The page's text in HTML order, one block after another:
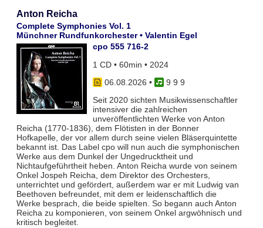
Anton Reicha
Complete Symphonies Vol. 1
Münchner Rundfunkorchester • Valentin Egel
cpo 555 716-2
1 CD • 60min • 2024
06.08.2026 •
9 9 9
Seit 2020 sichten Musikwissenschaftler
intensiver die zahlreichen
unveröffentlichten Werke von Anton
Reicha (1770-1836), dem Flötisten in der Bonner
Hofkapelle, der vor allem durch seine vielen Bläserquintette
bekannt ist. Das Label cpo will nun auch die symphonischen
Werke aus dem Dunkel der Ungedrucktheit und
Nichtaufgeführtheit heben. Anton Reicha wurde von seinem
Onkel Jospeh Reicha, dem Direktor des Orchesters,
unterrichtet und gefördert, außerdem war er mit Ludwig van
Beethoven befreundet, mit dem er leidenschaftlich die
Werke besprach, die beide spielten. So begann auch Anton
Reicha zu komponieren, von seinem Onkel argwöhnisch und
kritisch begleitet.